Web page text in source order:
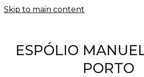
Skip to main content
ESPÓLIO
PORTO